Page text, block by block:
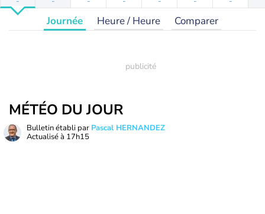
Journée Heure / Heure Comparer
MÉTÉO DU JOUR
Bulletin établi par Pascal HERNANDEZ
Actualisé à 17h15